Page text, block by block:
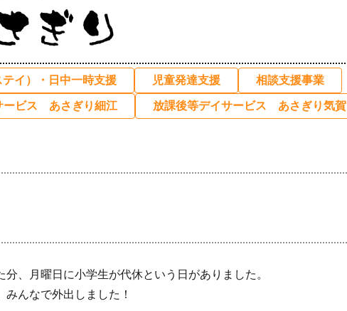
イ）・日中一時支援 児童発達⽀援 相談支援事業
ービス あさぎり細江 放課後等デイサービス あさぎり気賀
、月曜日に小学生が代休という日がありました。
んなで外出しました！